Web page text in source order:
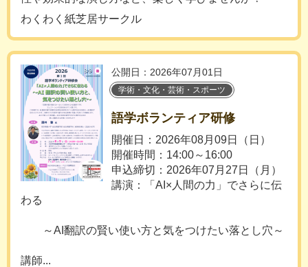
わくわく紙芝居サークル
公開日：2026年07月01日
学術・文化・芸術・スポーツ
語学ボランティア研修
開催日：2026年08月09日（日）
開催時間：14:00～16:00
申込締切：2026年07月27日（月）
講演：「AI×人間の力」でさらに伝
わる
～AI翻訳の賢い使い方と気をつけたい落とし穴～
講師...